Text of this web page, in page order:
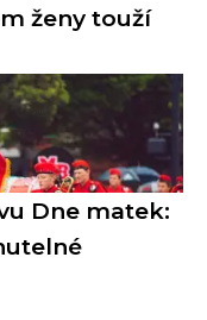
ženy touží
Dne matek: